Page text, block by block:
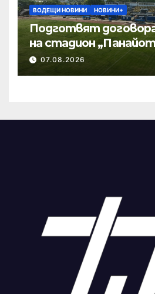
ВОДЕЩИ НОВИНИ НОВИНИ+
Подготвят
на стадион
07.08.2026